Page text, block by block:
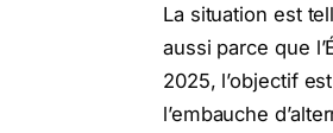
La situation est
aussi parce que
2025, l’objectif
l’embauche